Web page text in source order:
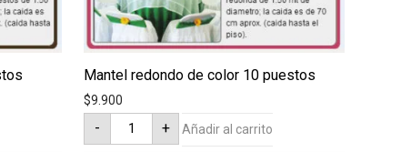
Mantel redondo de color 10 puestos
$9.900
-
Mantel
redondo
de
+ Añadir al carrito